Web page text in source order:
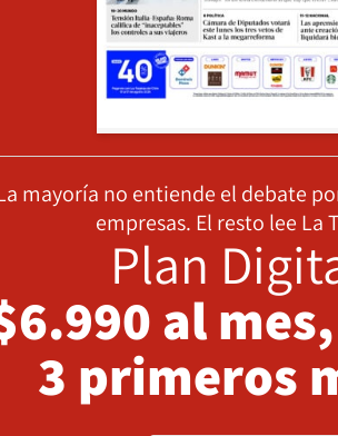
mayoría no entiende el debate
empresas. El resto lee La
Plan
al
3 primeros